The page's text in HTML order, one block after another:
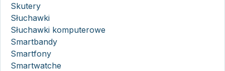
Skutery
Słuchawki
Słuchawki komputerowe
Smartbandy
Smartfony
Smartwatche